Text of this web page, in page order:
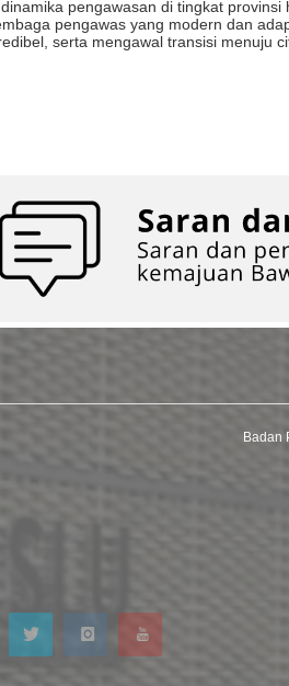
pengawasan di tingkat
pengawas yang modern dan
serta mengawal transisi menuju
Badan